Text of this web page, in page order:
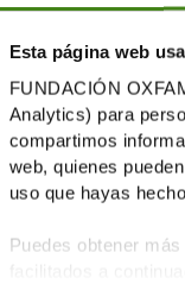
Esta página web
FUNDACIÓN
Analytics) para
compartimos
web, quienes
uso que hayas
Puedes obtener